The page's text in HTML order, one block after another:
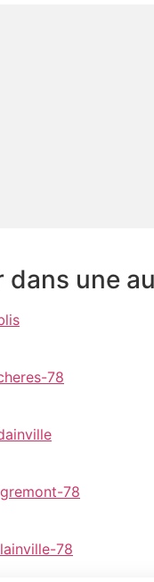
dans une
78
78
78